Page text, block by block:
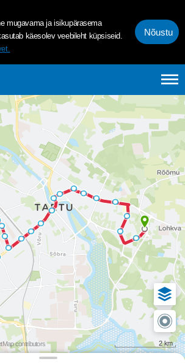
mugavama ja isikupärasema
käesolev veebileht küpsiseid.
Nõustu
contributors 2 km